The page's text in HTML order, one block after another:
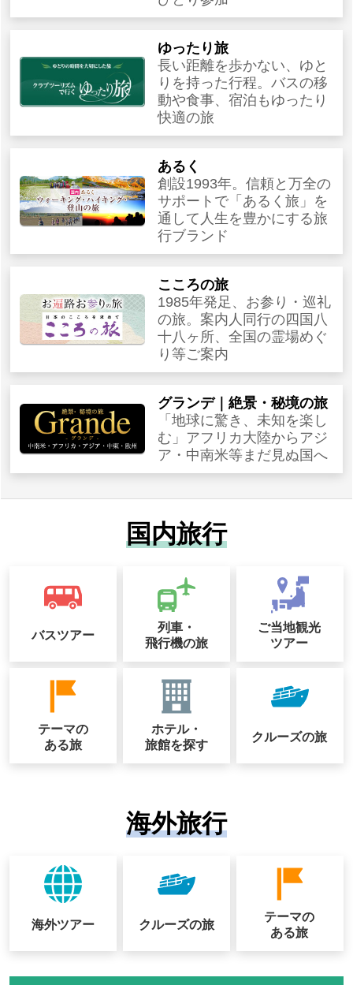
ゆったり旅
長い距離を歩かない、ゆと
りを持った行程。バスの移
動や食事、宿泊もゆったり
快適の旅
あるく
創設1993年。信頼と万全の
サポートで「あるく旅」を
通して人生を豊かにする旅
行ブランド
こころの旅
1985年発足、お参り・巡礼
の旅。案内人同行の四国八
十八ヶ所、全国の霊場めぐ
り等ご案内
グランデ｜絶景・秘境の旅
「地球に驚き、未知を楽し
む」アフリカ大陸からアジ
ア・中南米等まだ見ぬ国へ
国内旅行
バスツアー
列車・
飛行機の旅
ご当地観光
ツアー
テーマの
ある旅
ホテル・
旅館を探す
クルーズの旅
海外旅行
海外ツアー クルーズの旅
テーマの
ある旅